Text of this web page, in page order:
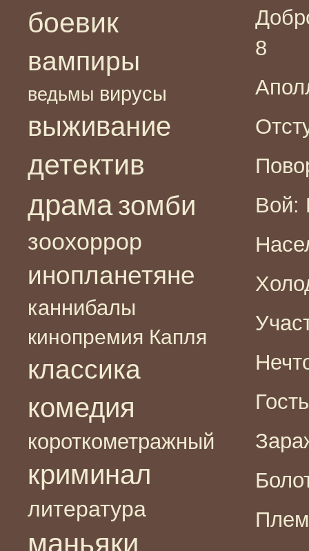
боевик
вампиры
ведьмы вирусы
выживание
детектив
драма зомби
зоохоррор
инопланетяне
каннибалы
кинопремия Капля
классика
комедия
короткометражный
криминал
литература
маньяки
8
Вой: